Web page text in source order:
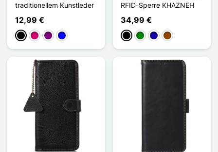
traditionellem Kunstleder
12,99 €
SchwarzMagenta
ViolettBlau
RFID-Sperre KHAZNEH
34,99 €
Schwarz
GrünDunkelblau
Braun